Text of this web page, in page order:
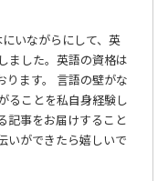
いながらにして、英
ました。英語の資格は
ります。 言語の壁がな
ることを私自身経験し
記事をお届けすること
いができたら嬉しいで